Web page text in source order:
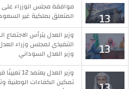
13
يوليو
موافقة مجلس الوزراء على
المتعلق بملكية غير
13
يوليو
التنفيذي لمجلس وزراء
وزير العدل السوداني
وزير العدل
تمكين الكفاءات الوطنية